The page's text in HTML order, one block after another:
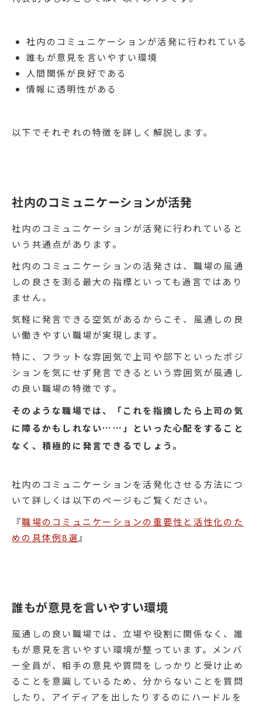
社内のコミュニケーションが活発に行われている
誰もが意見を言いやすい環境
人間関係が良好である
情報に透明性がある
以下でそれぞれの特徴を詳しく解説します。
社内のコミュニケーションが活発
社内のコミュニケーションが活発に行われていると
いう共通点があります。
社内のコミュニケーションの活発さは、職場の風通
しの良さを測る最大の指標といっても過言ではあり
ません。
気軽に発言できる空気があるからこそ、風通しの良
い働きやすい職場が実現します。
特に、フラットな雰囲気で上司や部下といったポジ
ションを気にせず発言できるという雰囲気が風通し
の良い職場の特徴です。
そのような職場では、「これを指摘したら上司の気
に障るかもしれない……」といった心配をすること
なく、積極的に発言できるでしょう。
社内のコミュニケーションを活発化させる方法につ
いて詳しくは以下のページもご覧ください。
『職場のコミュニケーションの重要性と活性化のた
めの具体例8選 』
誰もが意見を言いやすい環境
風通しの良い職場では、立場や役割に関係なく、誰
もが意見を言いやすい環境が整っています。メンバ
ー全員が、相手の意見や質問をしっかりと受け止め
ることを意識しているため、分からないことを質問
したり、アイディアを出したりするのにハードルを